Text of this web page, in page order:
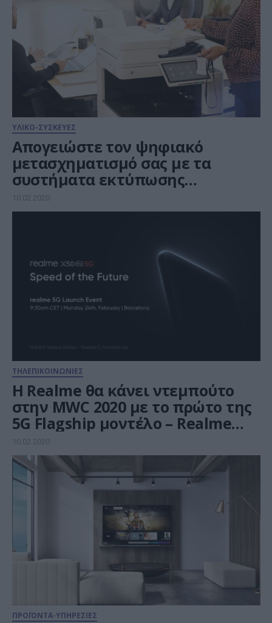
ΥΛΙΚΟ-ΣΥΣΚΕΥΕΣ
Απογειώστε τον ψηφιακό
μετασχηματισμό σας με τα
συστήματα εκτύπωσης
imageRUNNER ADVANCE DX
10.02.2020
ΤΗΛΕΠΙΚΟΙΝΩΝΙΕΣ
Η Realme θα κάνει ντεμπούτο
στην MWC 2020 με το πρώτο της
5G Flagship μοντέλο – Realme
X50 Pro 5G
10.02.2020
ΠΡΟΪΟΝΤΑ-ΥΠΗΡΕΣΙΕΣ